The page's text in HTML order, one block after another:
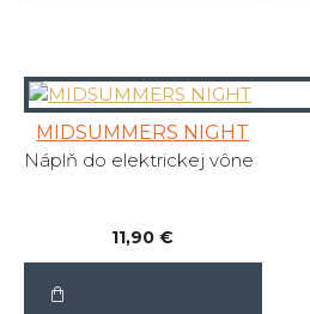
MIDSUMMERS NIGHT
Náplň do elektrickej vône
11,90 €